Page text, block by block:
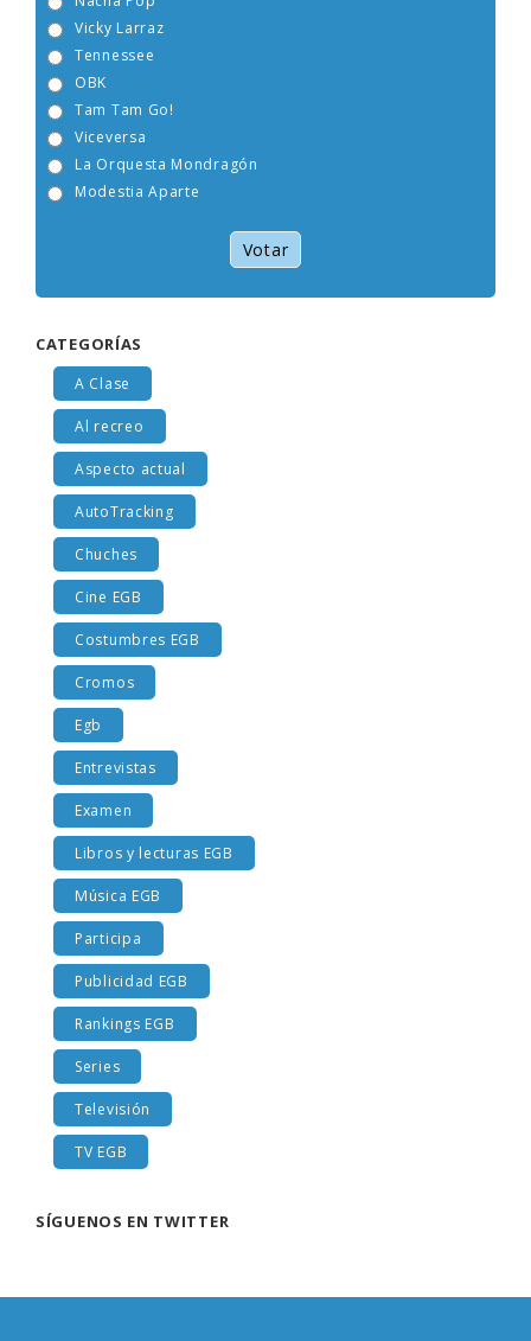
Nacha Pop
Vicky Larraz
Tennessee
OBK
Tam Tam Go!
Viceversa
La Orquesta Mondragón
Modestia Aparte
Votar
CATEGORÍAS
A Clase
Al recreo
Aspecto actual
AutoTracking
Chuches
Cine EGB
Costumbres EGB
Cromos
Egb
Entrevistas
Examen
Libros y lecturas EGB
Música EGB
Participa
Publicidad EGB
Rankings EGB
Series
Televisión
TV EGB
SÍGUENOS EN TWITTER